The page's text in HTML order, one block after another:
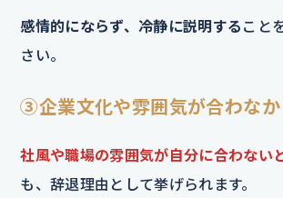
感情的にならず、冷静に説明する こと
さい。
③企業文化や雰囲気が合わなか
社風や職場の雰囲気が自分に合わない
も、辞退理由として挙げられます。